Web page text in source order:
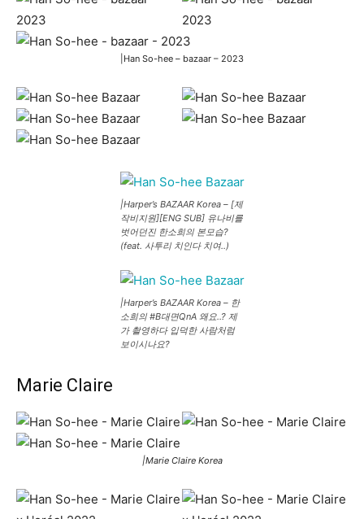
|Han So-hee – bazaar – 2023
|Harper’s BAZAAR Korea – [제
작비지원][ENG SUB] 유나비를
벗어던진 한소희의 본모습?
(feat. 사투리 치인다 치여..)
|Harper’s BAZAAR Korea – 한
소희의 #B대면QnA 왜요..? 제
가 촬영하다 입덕한 사람처럼
보이시나요?
Marie Claire
|Marie Claire Korea